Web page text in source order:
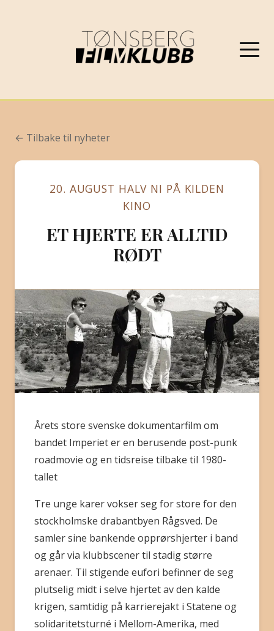
VÅRPROGRAM 2026
OM FILMKLUBBEN
KONTAKT
PROGRAMARKIV
BLI MEDLEM
← Tilbake til nyheter
20. AUGUST HALV NI PÅ KILDEN
KINO
ET HJERTE ER ALLTID
RØDT
Årets store svenske dokumentarfilm om
bandet Imperiet er en berusende post-punk
roadmovie og en tidsreise tilbake til 1980-
tallet
Tre unge karer vokser seg for store for den
stockholmske drabantbyen Rågsved. De
samler sine bankende opprørshjerter i band
og går via klubbscener til stadig større
arenaer. Til stigende eufori befinner de seg
plutselig midt i selve hjertet av den kalde
krigen, samtidig på karrierejakt i Statene og
solidaritetsturné i Mellom-Amerika, med